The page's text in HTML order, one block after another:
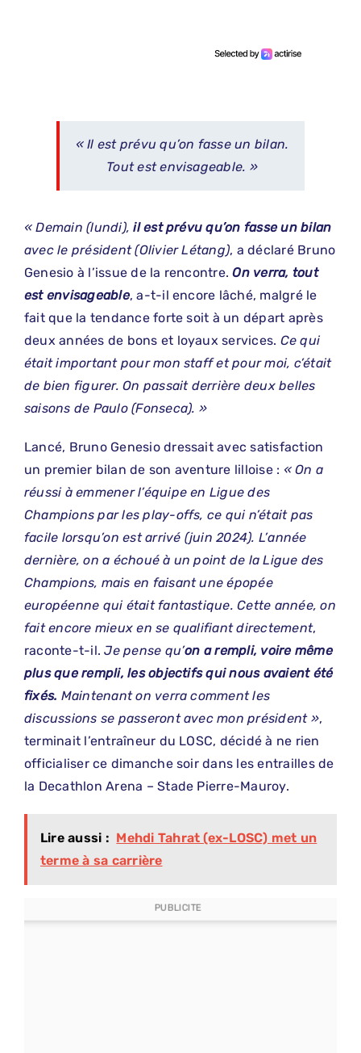
« Il est prévu qu’on fasse un bilan.
Tout est envisageable. »
« Demain (lundi),il est prévu qu’on fasse un bilan
avec le président (Olivier Létang), a déclaré Bruno
Genesio à l’issue de la rencontre.On verra, tout
est envisageable, a-t-il encore lâché, malgré le
fait que la tendance forte soit à un départ après
deux années de bons et loyaux services. Ce qui
était important pour mon staff et pour moi, c’était
de bien figurer. On passait derrière deux belles
saisons de Paulo (Fonseca). »
Lancé, Bruno Genesio dressait avec satisfaction
un premier bilan de son aventure lilloise : « On a
réussi à emmener l’équipe en Ligue des
Champions par les play-offs, ce qui n’était pas
facile lorsqu’on est arrivé (juin 2024). L’année
dernière, on a échoué à un point de la Ligue des
Champions, mais en faisant une épopée
européenne qui était fantastique. Cette année, on
fait encore mieux en se qualifiant directement,
raconte-t-il.Je pense qu’on a rempli, voire même
plus que rempli, les objectifs qui nous avaient été
fixés. Maintenant on verra comment les
discussions se passeront avec mon président »,
terminait l’entraîneur du LOSC, décidé à ne rien
officialiser ce dimanche soir dans les entrailles de
la Decathlon Arena – Stade Pierre-Mauroy.
Lire aussi : Mehdi Tahrat (ex-LOSC) met un
terme à sa carrière
PUBLICITE